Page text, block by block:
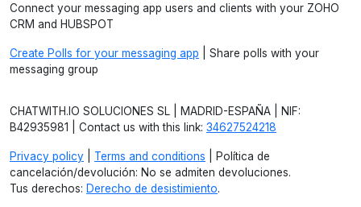
Connect your messaging app users and clients with your ZOHO
CRM and HUBSPOT
Create Polls for your messaging app | Share polls with your
messaging group
CHATWITH.IO SOLUCIONES SL | MADRID-ESPAÑA | NIF:
B42935981 | Contact us with this link: 34627524218
Privacy policy Terms and conditions | Política de
cancelación/devolución: No se admiten devoluciones.
Tus derechos: Derecho de desistimiento.